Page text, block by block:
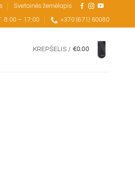
Svetainės žemėlapis
8:00 – 17:00 +370 (671) 60080
KREPŠELIS / €0.00